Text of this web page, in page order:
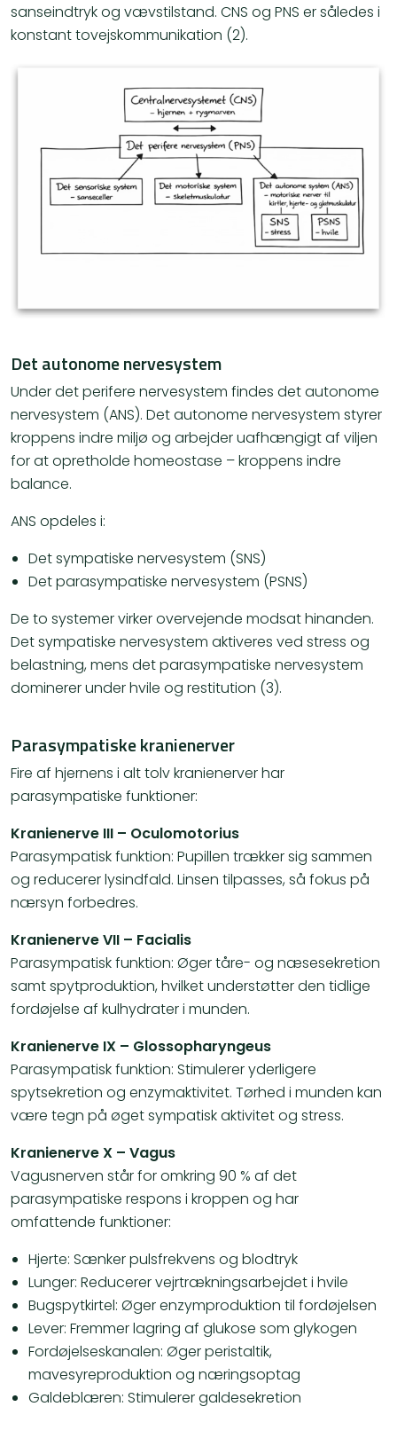
sanseindtryk og vævstilstand. CNS og PNS er således i
konstant tovejskommunikation (2).
Det autonome nervesystem
Under det perifere nervesystem findes det autonome
nervesystem (ANS). Det autonome nervesystem styrer
kroppens indre miljø og arbejder uafhængigt af viljen
for at opretholde homeostase – kroppens indre
balance.
ANS opdeles i:
Det sympatiske nervesystem (SNS)
Det parasympatiske nervesystem (PSNS)
De to systemer virker overvejende modsat hinanden.
Det sympatiske nervesystem aktiveres ved stress og
belastning, mens det parasympatiske nervesystem
dominerer under hvile og restitution (3).
Parasympatiske kranienerver
Fire af hjernens i alt tolv kranienerver har
parasympatiske funktioner:
Kranienerve III – Oculomotorius
Parasympatisk funktion: Pupillen trækker sig sammen
og reducerer lysindfald. Linsen tilpasses, så fokus på
nærsyn forbedres.
Kranienerve VII – Facialis
Parasympatisk funktion: Øger tåre- og næsesekretion
samt spytproduktion, hvilket understøtter den tidlige
fordøjelse af kulhydrater i munden.
Kranienerve IX – Glossopharyngeus
Parasympatisk funktion: Stimulerer yderligere
spytsekretion og enzymaktivitet. Tørhed i munden kan
være tegn på øget sympatisk aktivitet og stress.
Kranienerve X – Vagus
Vagusnerven står for omkring 90 % af det
parasympatiske respons i kroppen og har
omfattende funktioner:
Hjerte: Sænker pulsfrekvens og blodtryk
Lunger: Reducerer vejrtrækningsarbejdet i hvile
Bugspytkirtel: Øger enzymproduktion til fordøjelsen
Lever: Fremmer lagring af glukose som glykogen
Fordøjelseskanalen: Øger peristaltik,
mavesyreproduktion og næringsoptag
Galdeblæren: Stimulerer galdesekretion